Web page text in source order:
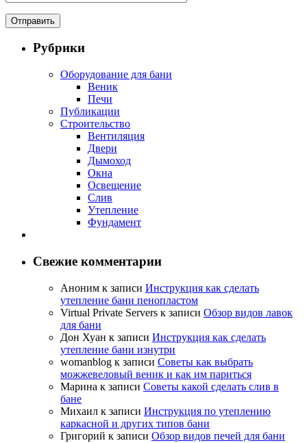
Рубрики
Оборудование для бани
Веник
Печи
Публикации
Строительство
Вентиляция
Двери
Дымоход
Окна
Освещение
Слив
Утепление
Фундамент
Свежие комментарии
Аноним к записи Инструкция как сделать
утепление бани пенопластом
Virtual Private Servers к записи Обзор видов лавок
для бани
Дон Хуан к записи Инструкция как сделать
утепление бани изнутри
womanblog к записи Советы как выбрать
можжевеловый веник и как им париться
Марина к записи Советы какой сделать слив в
бане
Михаил к записи Инструкция по утеплению
каркасной и других типов бани
Григорий к записи Обзор видов печей для бани